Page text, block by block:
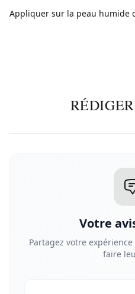
Appliquer sur la peau humide
Votre
Partagez votre
faire